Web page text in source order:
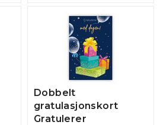
Dobbelt
gratulasjonskort
Gratulerer